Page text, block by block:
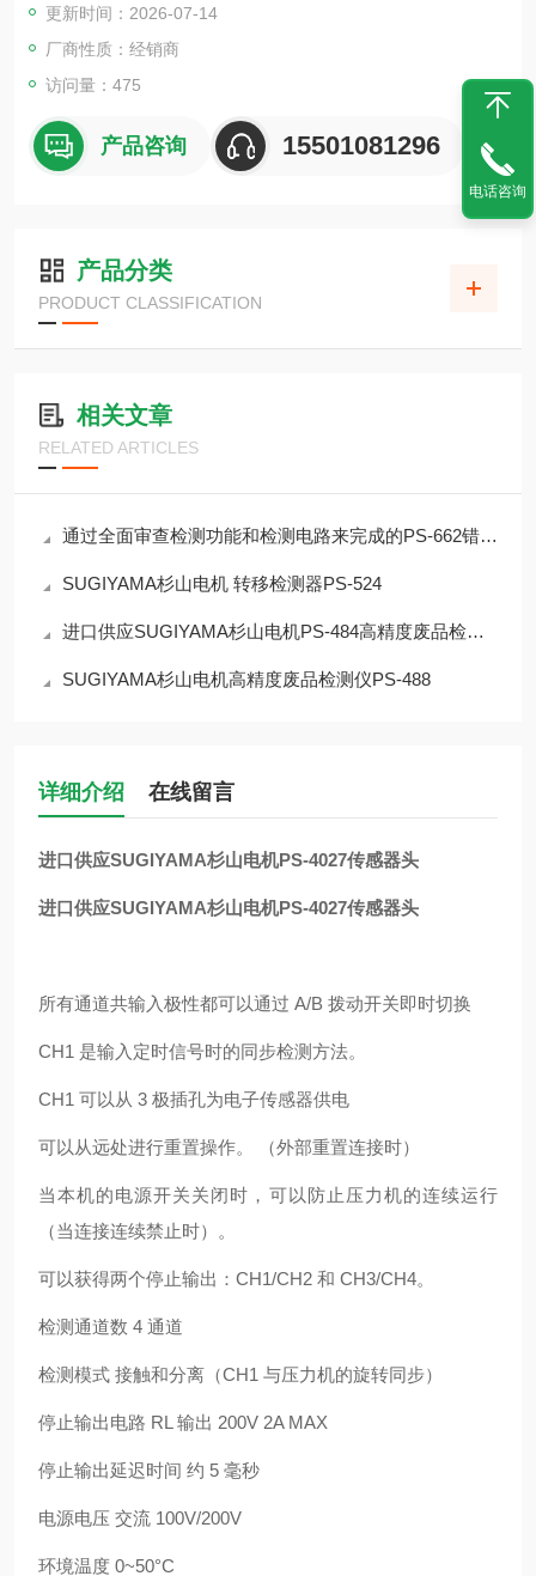
更新时间：2026-07-14
厂商性质：经销商
访问量：475
产品咨询 15501081296
产品分类
PRODUCT CLASSIFICATION
相关文章
RELATED ARTICLES
通过全面审查检测功能和检测电路来完成的PS-662错误检测器
SUGIYAMA杉山电机 转移检测器PS-524
进口供应SUGIYAMA杉山电机PS-484高精度废品检测仪
SUGIYAMA杉山电机高精度废品检测仪PS-488
详细介绍 在线留言
进口供应SUGIYAMA杉山电机PS-4027传感器头
进口供应SUGIYAMA杉山电机PS-4027传感器头
所有通道共输入极性都可以通过 A/B 拨动开关即时切换
CH1 是输入定时信号时的同步检测方法。
CH1 可以从 3 极插孔为电子传感器供电
可以从远处进行重置操作。 （外部重置连接时）
当本机的电源开关关闭时，可以防止压力机的连续运行
（当连接连续禁止时）。
可以获得两个停止输出：CH1/CH2 和 CH3/CH4。
检测通道数 4 通道
检测模式 接触和分离（CH1 与压力机的旋转同步）
停止输出电路 RL 输出 200V 2A MAX
停止输出延迟时间 约 5 毫秒
电源电压 交流 100V/200V
环境温度 0~50°C
电话咨询